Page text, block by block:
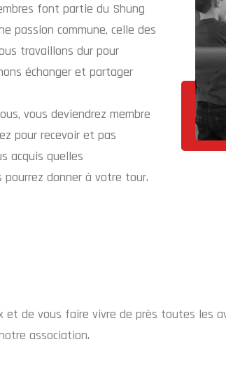
font partie du Shung
passion commune, celle des
travaillons dur pour
échanger et partager
vous deviendrez membre
pour recevoir et pas
acquis quelles
pourrez donner à votre tour.
de vous faire vivre de près toutes les
association.